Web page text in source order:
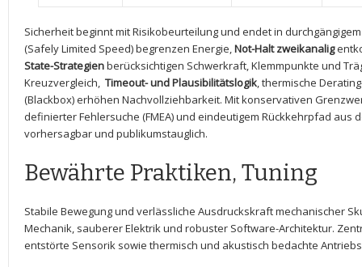
Sicherheit beginnt mit Risikobeurteilung und endet in
(Safely Limited Speed) begrenzen Energie,Not-Halt zweikanalig
State-Strategienberücksichtigen Schwerkraft, Klemmpunkte und
Kreuzvergleich, ⁢ Timeout- und Plausibilitätslogik, ⁤thermische
(Blackbox) erhöhen Nachvollziehbarkeit. Mit konservativen
definierter Fehlersuche (FMEA) und eindeutigem Rückkehrpfad aus
⁤vorhersagbar und publikumstauglich.
Bewährte Praktiken, ‌Tuning
Stabile ⁤Bewegung und verlässliche Ausdruckskraft mechanischer
Mechanik, sauberer Elektrik und robuster Software-Architektur.
entstörte Sensorik sowie thermisch und akustisch ‌bedachte